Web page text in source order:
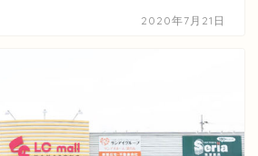
2020年7月21日